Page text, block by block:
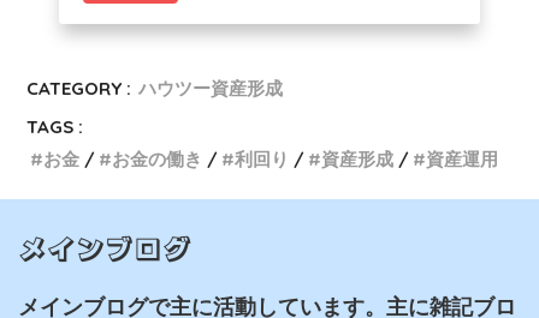
CATEGORY : ハウツー資産形成
TAGS :
お金
お金の働き 利回り 資産形成 資産運用
メインブログ
メインブログで主に活動しています。主に雑記ブロ